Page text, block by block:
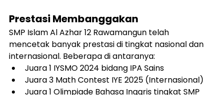
Prestasi Membanggakan
SMP Islam Al Azhar 12 Rawamangun telah
mencetak banyak prestasi di tingkat nasional dan
internasional. Beberapa di antaranya:
Juara 1 IYSMO 2024 bidang IPA Sains
Juara 3 Math Contest IYE 2025 (Internasional)
Juara 1 Olimpiade Bahasa Inggris tingkat SMP